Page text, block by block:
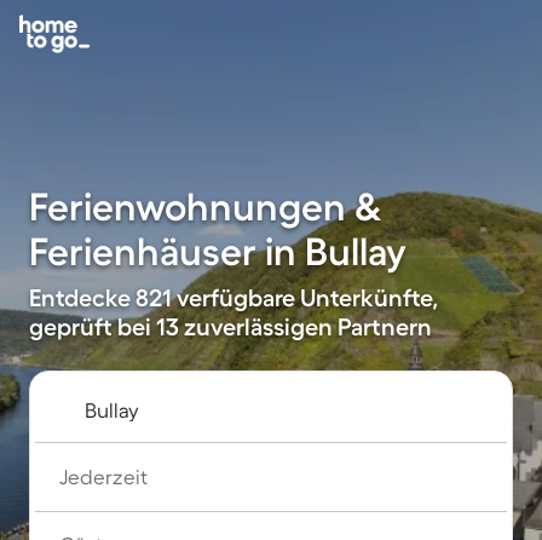
Ferienwohnungen &
Ferienhäuser in Bullay
Entdecke 821 verfügbare Unterkünfte,
geprüft bei 13 zuverlässigen Partnern
Jederzeit